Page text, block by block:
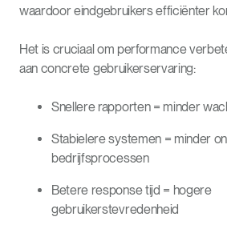
waardoor eindgebruikers efficiënter
Het is cruciaal om performance
aan concrete gebruikerservaring:
Snellere rapporten = minder
Stabielere systemen = minder
bedrijfsprocessen
Betere response tijd = hogere
gebruikerstevredenheid